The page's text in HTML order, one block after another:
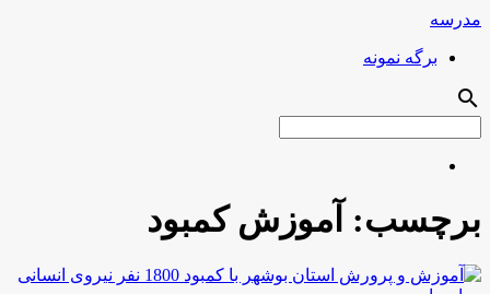
مدرسه
برگه نمونه
search
برچسب: آموزش کمبود